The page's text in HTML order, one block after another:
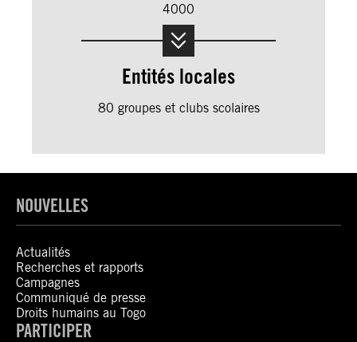
4000
Entités locales
80 groupes et clubs scolaires
NOUVELLES
Actualités
Recherches et rapports
Campagnes
Communiqué de presse
Droits humains au Togo
PARTICIPER